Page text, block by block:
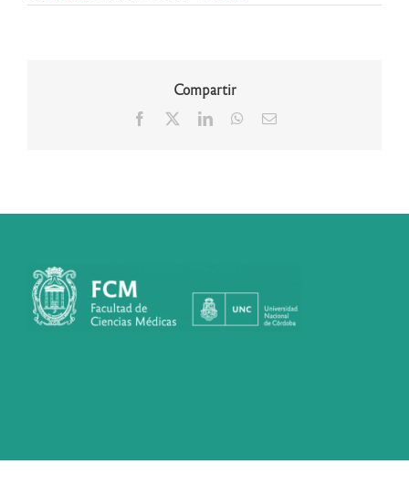
Compartir
Facebook LinkedInWhatsApp
Correo